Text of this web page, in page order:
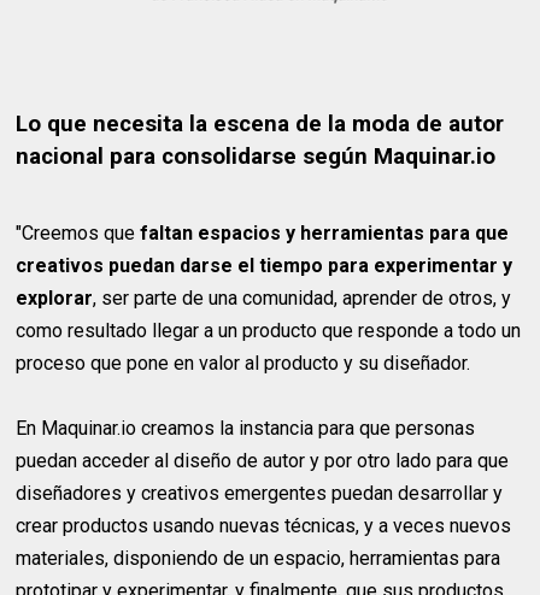
Lo que necesita la escena de la moda de autor
nacional para consolidarse según Maquinar.io
"Creemos quefaltan espacios y herramientas para que
creativos puedan darse el tiempo para experimentar y
explorar, ser parte de una comunidad, aprender de otros, y
como resultado llegar a un producto que responde a todo un
proceso que pone en valor al producto y su diseñador.
En Maquinar.io creamos la instancia para que personas
puedan acceder al diseño de autor y por otro lado para que
diseñadores y creativos emergentes puedan desarrollar y
crear productos usando nuevas técnicas, y a veces nuevos
materiales, disponiendo de un espacio, herramientas para